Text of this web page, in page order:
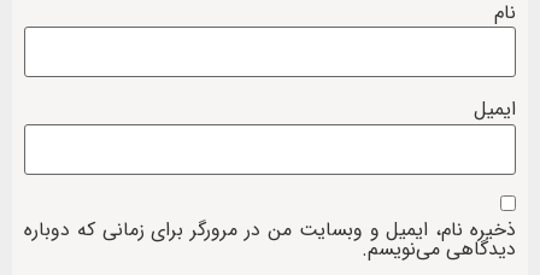
نام
ایمیل
ذخیره نام، ایمیل و وبسایت من در مرورگر برای زمانی که دوباره
دیدگاهی می‌نویسم.